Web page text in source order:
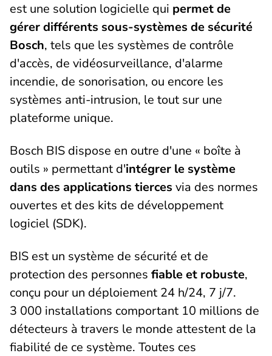
est une solution logicielle qui permet de
gérer différents sous-systèmes de sécurité
Bosch, tels que les systèmes de contrôle
d'accès, de vidéosurveillance, d'alarme
incendie, de sonorisation, ou encore les
systèmes anti-intrusion, le tout sur une
plateforme unique.
Bosch BIS dispose en outre d'une « boîte à
outils » permettant d'intégrer le système
dans des applications tierces via des normes
ouvertes et des kits de développement
logiciel (SDK).
BIS est un système de sécurité et de
protection des personnes fiable et robuste,
conçu pour un déploiement 24 h/24, 7 j/7.
3 000 installations comportant 10 millions de
détecteurs à travers le monde attestent de la
fiabilité de ce système. Toutes ces